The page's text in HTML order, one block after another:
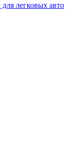
легковых авто